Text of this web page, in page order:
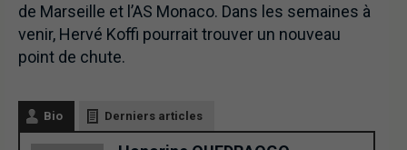
de Marseille et l’AS Monaco. Dans les semaines à
venir, Hervé Koffi pourrait trouver un nouveau
point de chute.
Bio Derniers articles